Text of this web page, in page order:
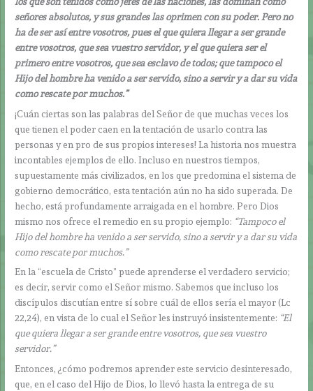
señores absolutos, y sus grandes las oprimen con su poder. Pero no
ha de ser así entre vosotros, pues el que quiera llegar a ser grande
entre vosotros, que sea vuestro servidor, y el que quiera ser el
primero entre vosotros, que sea esclavo de todos; que tampoco el
Hijo del hombre ha venido a ser servido, sino a servir y a dar su vida
como rescate por muchos.”
¡Cuán ciertas son las palabras del Señor de que muchas veces los
que tienen el poder caen en la tentación de usarlo contra las
personas y en pro de sus propios intereses! La historia nos muestra
incontables ejemplos de ello. Incluso en nuestros tiempos,
supuestamente más civilizados, en los que predomina el sistema de
gobierno democrático, esta tentación aún no ha sido superada. De
hecho, está profundamente arraigada en el hombre. Pero Dios
mismo nos ofrece el remedio en su propio ejemplo: “Tampoco el
Hijo del hombre ha venido a ser servido, sino a servir y a dar su vida
como rescate por muchos.”
En la “escuela de Cristo” puede aprenderse el verdadero servicio;
es decir, servir como el Señor mismo. Sabemos que incluso los
discípulos discutían entre sí sobre cuál de ellos sería el mayor (Lc
22,24), en vista de lo cual el Señor les instruyó insistentemente: “El
que quiera llegar a ser grande entre vosotros, que sea vuestro
servidor.”
Entonces, ¿cómo podremos aprender este servicio desinteresado,
que, en el caso del Hijo de Dios, lo llevó hasta la entrega de su